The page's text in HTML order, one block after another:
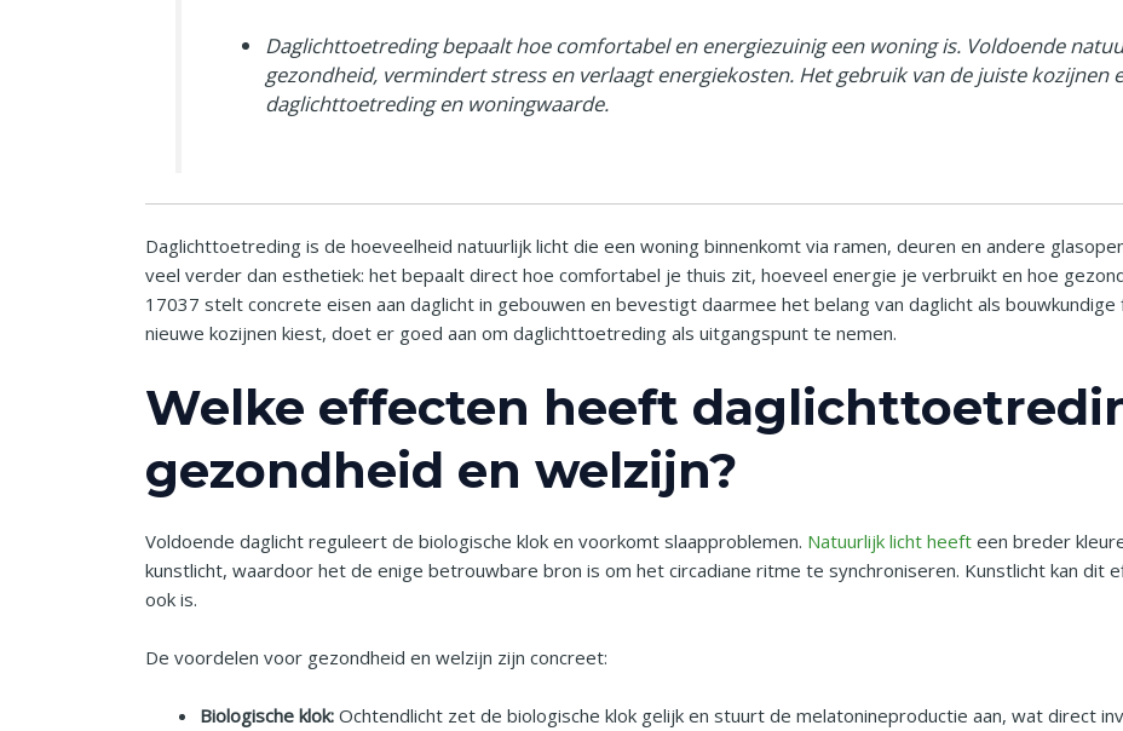
Daglichttoetreding bepaalt hoe comfortabel en energiezuinig een woning is. Voldoende
gezondheid, vermindert stress en verlaagt energiekosten. Het gebruik van de juiste kozijnen
daglichttoetreding en woningwaarde.
Daglichttoetreding is de hoeveelheid natuurlijk licht die een woning binnenkomt via ramen, deuren en andere
veel verder dan esthetiek: het bepaalt direct hoe comfortabel je thuis zit, hoeveel energie je verbruikt en hoe
17037 stelt concrete eisen aan daglicht in gebouwen en bevestigt daarmee het belang van daglicht als
nieuwe kozijnen kiest, doet er goed aan om daglichttoetreding als uitgangspunt te nemen.
Welke effecten heeft
gezondheid en welzijn?
Voldoende daglicht reguleert de biologische klok en voorkomt slaapproblemen. Natuurlijk licht heeft een breder
kunstlicht, waardoor het de enige betrouwbare bron is om het circadiane ritme te synchroniseren. Kunstlicht kan dit
ook is.
De voordelen voor gezondheid en welzijn zijn concreet:
Biologische klok: Ochtendlicht zet de biologische klok gelijk en stuurt de melatonineproductie aan, wat direct